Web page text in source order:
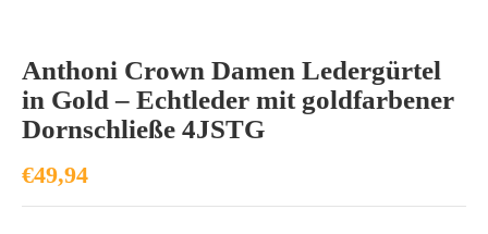
Anthoni Crown Damen Ledergürtel
in Gold – Echtleder mit goldfarbener
Dornschließe 4JSTG
€49,94